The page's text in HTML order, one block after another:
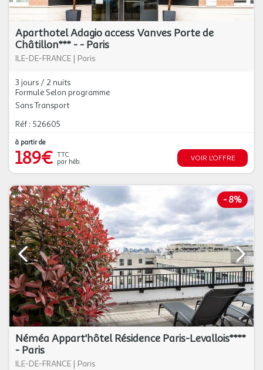
Aparthotel Adagio access Vanves Porte de
Châtillon*** - - Paris
ILE-DE-FRANCE | Paris
3 jours / 2 nuits
Formule Selon programme
Sans Transport
Réf : 526605
à partir de
189€ TTC
par héb.
VOIR L'OFFRE
-8%
Néméa Appart'hôtel Résidence Paris-Levallois****
- Paris
ILE-DE-FRANCE | Paris